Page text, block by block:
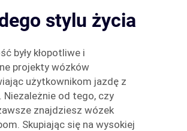
stylu życia
były kłopotliwe i
projekty wózków
użytkownikom jazdę z
od tego, czy
znajdziesz wózek
Skupiając się na wysokiej